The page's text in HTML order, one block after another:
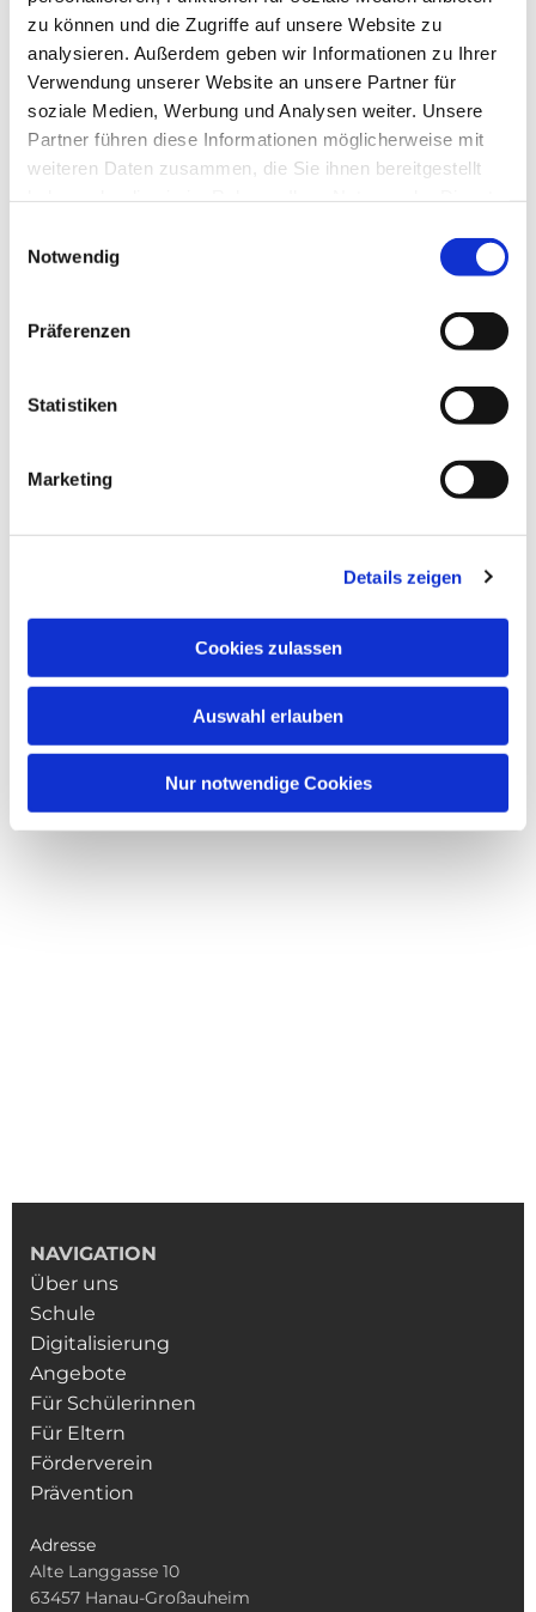
zu können und die Zugriffe auf unsere Website zu
analysieren. Außerdem geben wir Informationen zu Ihrer
Verwendung unserer Website an unsere Partner für
soziale Medien, Werbung und Analysen weiter. Unsere
Partner führen diese Informationen möglicherweise mit
weiteren Daten zusammen, die Sie ihnen bereitgestellt
Notwendig
Präferenzen
Statistiken
Marketing
Details zeigen
Cookies zulassen
Auswahl erlauben
Nur notwendige Cookies
Ein herzliches Dankeschön an alle
Schülerinnen, Familien, das gesamte
Kollegium und besonders an Frau Gutzler –
die niemals „radlos“ unterwegs ist!
Der Artikel der Stadt Hanau ist unter Stadt
Hanau | presse-service.dezu lesen.
Autorin: Julia Kreutz
interessieren
NAVIGATION
Über uns
Schule
Digitalisierung
Angebote
Für Schülerinnen
Für Eltern
Förderverein
Prävention
Adresse
Alte Langgasse 10
63457 Hanau-Großauheim